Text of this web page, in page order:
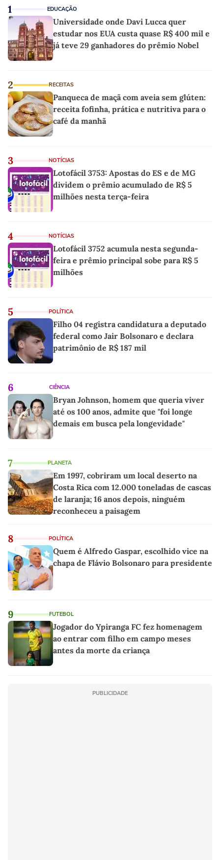
1 EDUCAÇÃO
Universidade onde Davi Lucca quer
estudar nos EUA custa quase R$ 400 mil e
já teve 29 ganhadores do prêmio Nobel
2 RECEITAS
Panqueca de maçã com aveia sem glúten:
receita fofinha, prática e nutritiva para o
café da manhã
3 NOTÍCIAS
Lotofácil 3753: Apostas do ES e de MG
dividem o prêmio acumulado de R$ 5
milhões nesta terça-feira
4 NOTÍCIAS
Lotofácil 3752 acumula nesta segunda-
feira e prêmio principal sobe para R$ 5
milhões
5 POLÍTICA
Filho 04 registra candidatura a deputado
federal como Jair Bolsonaro e declara
patrimônio de R$ 187 mil
6 CIÊNCIA
Bryan Johnson, homem que queria viver
até os 100 anos, admite que "foi longe
demais em busca pela longevidade"
7 PLANETA
Em 1997, cobriram um local deserto na
Costa Rica com 12.000 toneladas de cascas
de laranja; 16 anos depois, ninguém
reconheceu a paisagem
8 POLÍTICA
Quem é Alfredo Gaspar, escolhido vice na
chapa de Flávio Bolsonaro para presidente
9 FUTEBOL
Jogador do Ypiranga FC fez homenagem
ao entrar com filho em campo meses
antes da morte da criança
PUBLICIDADE